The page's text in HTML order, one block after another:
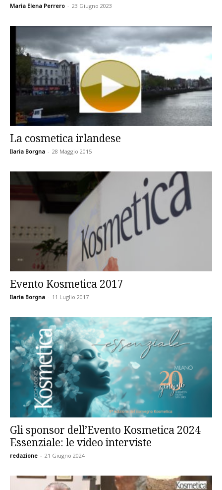
Maria Elena Perrero - 23 Giugno 2023
La cosmetica irlandese
Ilaria Borgna - 28 Maggio 2015
Evento Kosmetica 2017
Ilaria Borgna - 11 Luglio 2017
Gli sponsor dell’Evento Kosmetica 2024
Essenziale: le video interviste
redazione - 21 Giugno 2024